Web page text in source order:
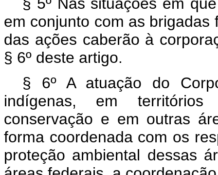
em conjunto com as
das ações caberão à
§ 6º deste artigo.
§ 6º A atuação do
indígenas, em
conservação e em outras
forma coordenada com os
proteção ambiental dessas